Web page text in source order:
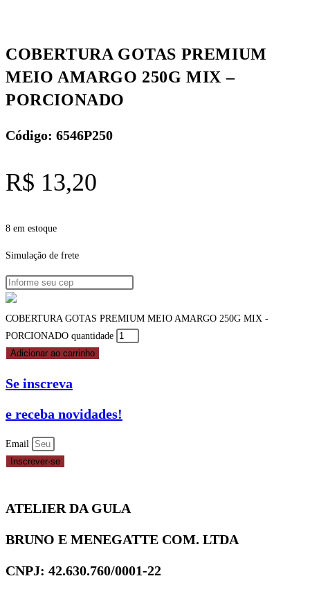
COBERTURA GOTAS PREMIUM
MEIO AMARGO 250G MIX –
PORCIONADO
Código: 6546P250
R$ 13,20
8 em estoque
Simulação de frete
COBERTURA GOTAS PREMIUM MEIO AMARGO 250G MIX -
PORCIONADO quantidade
Adicionar ao carrinho
Se inscreva
e receba novidades!
Email
Inscrever-se
ATELIER DA GULA
BRUNO E MENEGATTE COM. LTDA
CNPJ: 42.630.760/0001-22